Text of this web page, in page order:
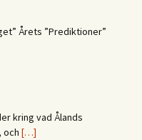
Årets ”Prediktioner”
kring vad Ålands
och […]